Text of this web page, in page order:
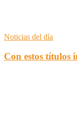
Noticias del día
Con estos títulos